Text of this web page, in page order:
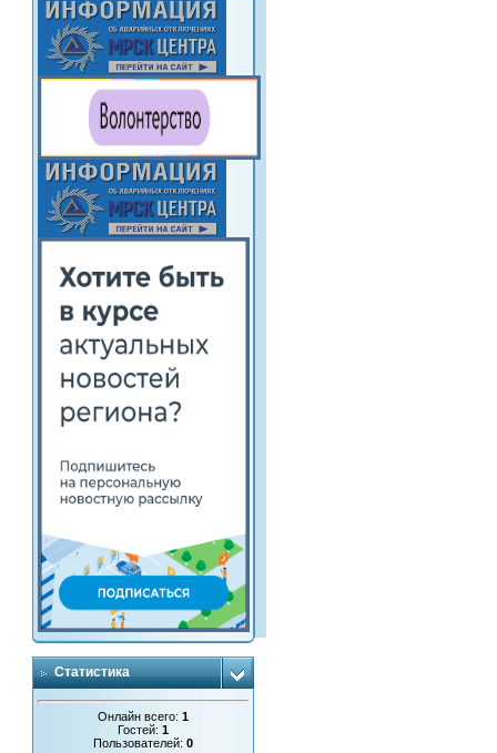
Статистика
Онлайн всего:1
Гостей:1
Пользователей:0